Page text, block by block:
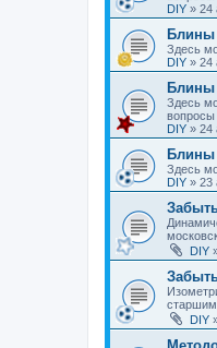
DIY » 24
Блины
Здесь
DIY » 24
Блины
Здесь
вопросы
DIY » 24
Блины
Здесь
DIY » 23
DIY
DIY